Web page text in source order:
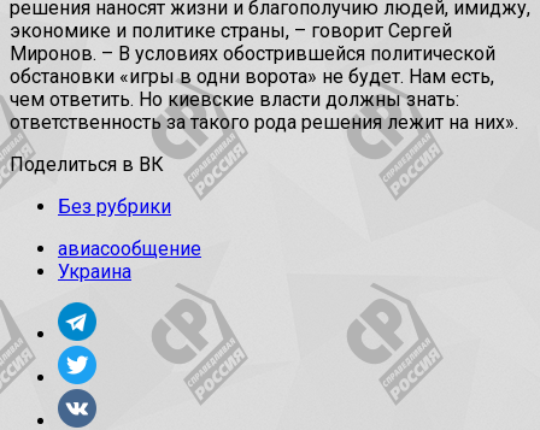
решения наносят жизни и благополучию людей, имиджу,
экономике и политике страны, – говорит Сергей
Миронов. – В условиях обострившейся политической
обстановки «игры в одни ворота» не будет. Нам есть,
чем ответить. Но киевские власти должны знать:
ответственность за такого рода решения лежит на них».
Поделиться в ВК
Без рубрики
авиасообщение
Украина